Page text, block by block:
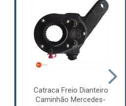
Catraca Freio Dianteiro
Caminhão Mercedes-